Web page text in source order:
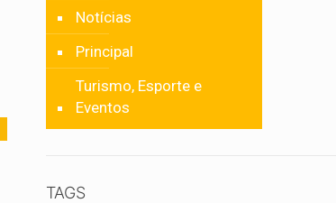
Notícias
Principal
Turismo, Esporte e
Eventos
TAGS